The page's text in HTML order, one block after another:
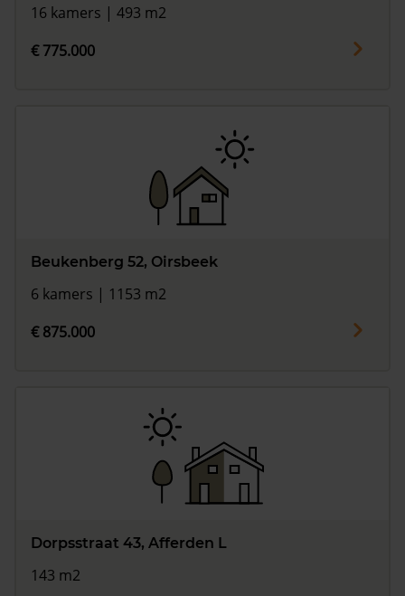
16 kamers | 493 m2
€ 775.000
Beukenberg 52, Oirsbeek
6 kamers | 1153 m2
€ 875.000
Dorpsstraat 43, Afferden L
143 m2